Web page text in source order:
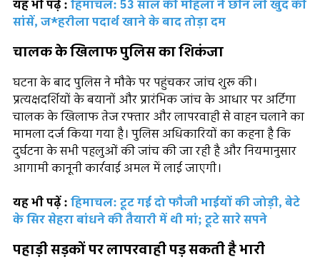
यह भी पढ़ें : हिमाचल: 53 साल की महिला ने छीन ली खुद की
सांसें, ज*हरीला पदार्थ खाने के बाद तोड़ा दम
चालक के खिलाफ पुलिस का शिकंजा
घटना के बाद पुलिस ने मौके पर पहुंचकर जांच शुरू की।
प्रत्यक्षदर्शियों के बयानों और प्रारंभिक जांच के आधार पर अर्टिगा
चालक के खिलाफ तेज रफ्तार और लापरवाही से वाहन चलाने का
मामला दर्ज किया गया है। पुलिस अधिकारियों का कहना है कि
दुर्घटना के सभी पहलुओं की जांच की जा रही है और नियमानुसार
आगामी कानूनी कार्रवाई अमल में लाई जाएगी।
यह भी पढ़ें : हिमाचल: टूट गई दो फौजी भाईयों की जोड़ी, बेटे
के सिर सेहरा बांधने की तैयारी में थी मां; टूटे सारे सपने
पहाड़ी सड़कों पर लापरवाही पड़ सकती है भारी